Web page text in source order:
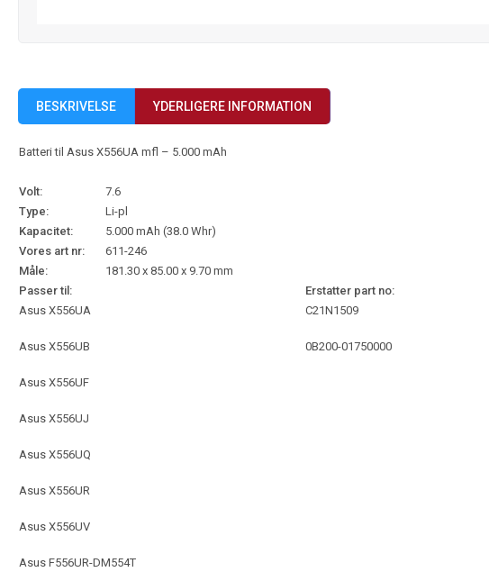
BESKRIVELSE YDERLIGERE INFORMATION
Batteri til Asus X556UA mfl – 5.000 mAh
Volt:
7.6
Type:
Li-pl
Kapacitet:
5.000 mAh (38.0 Whr)
Vores art nr:
611-246
Måle:
181.30 x 85.00 x 9.70 mm
Passer til:
Erstatter part no:
Asus X556UA
Asus X556UB
Asus X556UF
Asus X556UJ
Asus X556UQ
Asus X556UR
Asus X556UV
Asus F556UR-DM554T
C21N1509
0B200-01750000